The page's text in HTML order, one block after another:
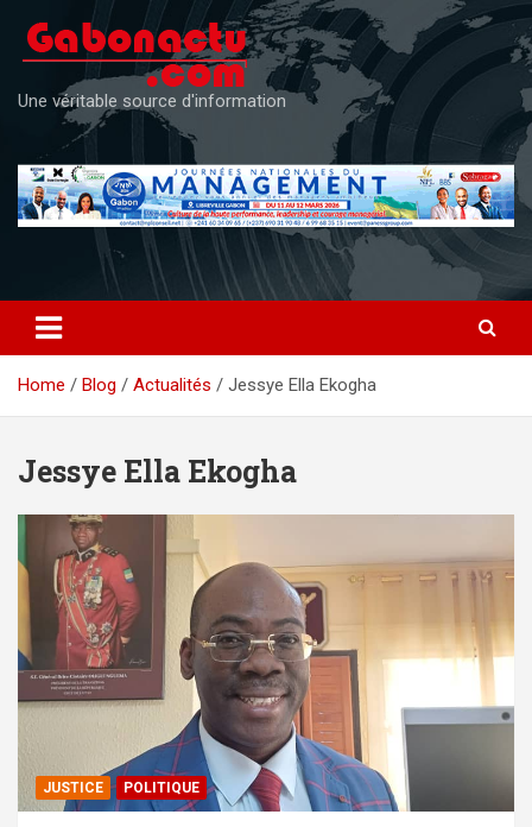
content
Une véritable source d'information
Home Blog Actualités Jessye Ella Ekogha
Jessye Ella Ekogha
JUSTICE POLITIQUE